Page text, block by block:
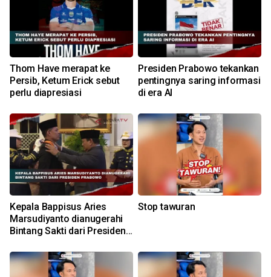
Thom Have merapat ke
Persib, Ketum Erick sebut
perlu diapresiasi
Presiden Prabowo tekankan
pentingnya saring informasi
di era AI
Kepala Bappisus Aries
Marsudiyanto dianugerahi
Bintang Sakti dari Presiden
Stop tawuran